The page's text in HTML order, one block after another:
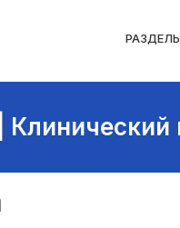
Клинический